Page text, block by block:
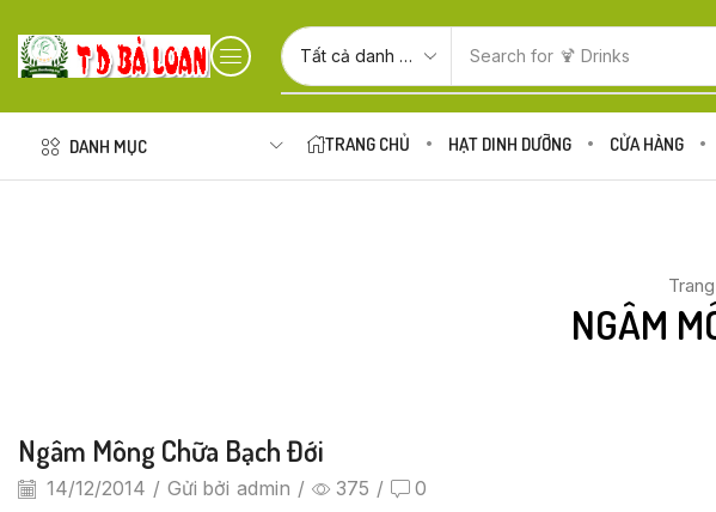
Search for 🍋 Fruits
DANH MỤC TRANG CHỦ HẠT DINH DƯỠNG CỬA HÀNG
NGÂM
Ngâm Mông Chữa Bạch Đới
14/12/2014 / Gửi bởi admin / 375 / 0